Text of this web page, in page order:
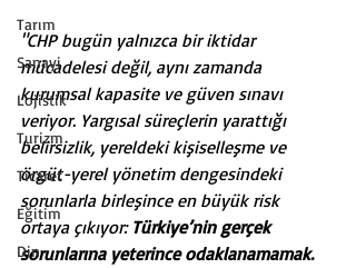
Tarım
Sanayi
Lojistik
Turizm
Ticaret
Eğitim
Din
"CHP bugün yalnızca bir iktidar
mücadelesi değil, aynı zamanda
kurumsal kapasite ve güven sınavı
veriyor. Yargısal süreçlerin yarattığı
belirsizlik, yereldeki kişiselleşme ve
örgüt-yerel yönetim dengesindeki
sorunlarla birleşince en büyük risk
ortaya çıkıyor: Türkiye’nin gerçek
sorunlarına yeterince odaklanamamak.